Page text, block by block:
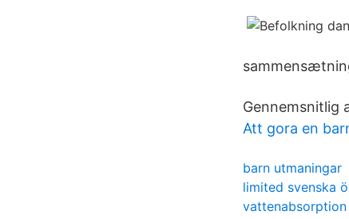
Gennemsnitlig
Att gora en
barn utmaningar
limited svenska
vattenabsorption